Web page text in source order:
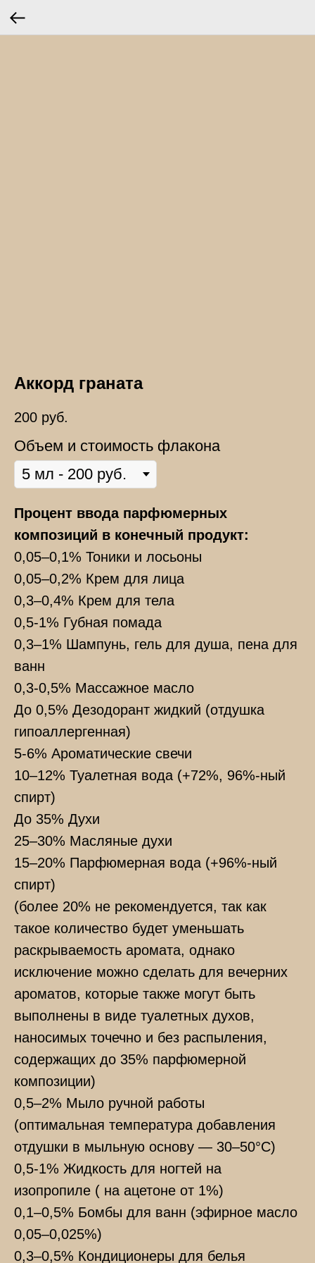
Аккорд граната
200 руб.
Объем и стоимость флакона
Процент ввода парфюмерных
композиций в конечный продукт:
0,05–0,1% Тоники и лосьоны
0,05–0,2% Крем для лица
0,3–0,4% Крем для тела
0,5-1% Губная помада
0,3–1% Шампунь, гель для душа, пена для
ванн
0,3-0,5% Массажное масло
До 0,5% Дезодорант жидкий (отдушка
гипоаллергенная)
5-6% Ароматические свечи
10–12% Туалетная вода (+72%, 96%-ный
спирт)
До 35% Духи
25–30% Масляные духи
15–20% Парфюмерная вода (+96%-ный
спирт)
(более 20% не рекомендуется, так как
такое количество будет уменьшать
раскрываемость аромата, однако
исключение можно сделать для вечерних
ароматов, которые также могут быть
выполнены в виде туалетных духов,
наносимых точечно и без распыления,
содержащих до 35% парфюмерной
композиции)
0,5–2% Мыло ручной работы
(оптимальная температура добавления
отдушки в мыльную основу — 30–50°С)
0,5-1% Жидкость для ногтей на
изопропиле ( на ацетоне от 1%)
0,1–0,5% Бомбы для ванн (эфирное масло
0,05–0,025%)
0,3–0,5% Кондиционеры для белья